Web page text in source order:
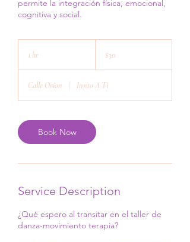
permite la integración física, emocional,
cognitiva y social.
1 hr
dollars
$30
Calle Orion | Junto A Ti
Book Now
Service Description
¿Qué espero al transitar en el taller de
danza-movimiento terapia?